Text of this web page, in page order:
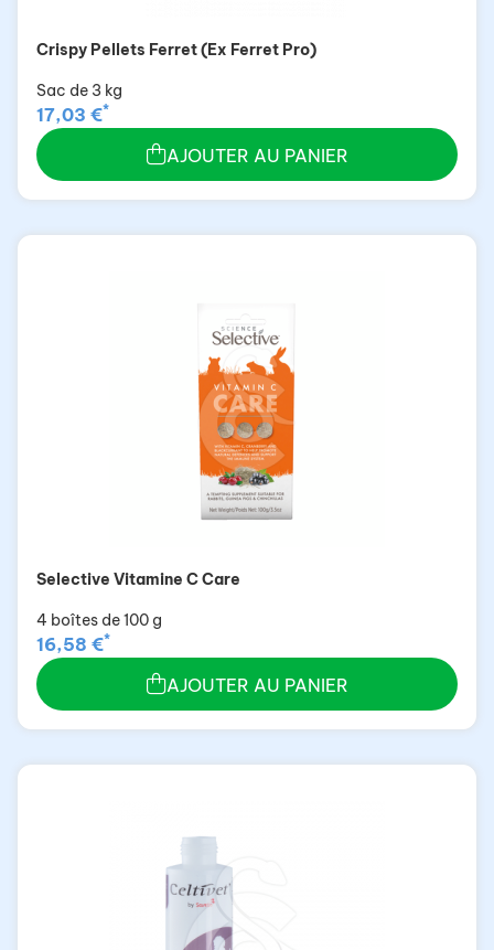
Crispy Pellets Ferret (Ex Ferret Pro)
Sac de 3 kg
17,03 €*
AJOUTER AU PANIER
Selective Vitamine C Care
4 boîtes de 100 g
16,58 €*
AJOUTER AU PANIER